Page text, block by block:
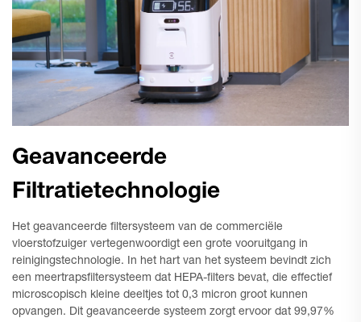
Geavanceerde
Filtratietechnologie
Het geavanceerde filtersysteem van de commerciële
vloerstofzuiger vertegenwoordigt een grote vooruitgang in
reinigingstechnologie. In het hart van het systeem bevindt zich
een meertrapsfiltersysteem dat HEPA-filters bevat, die effectief
microscopisch kleine deeltjes tot 0,3 micron groot kunnen
opvangen. Dit geavanceerde systeem zorgt ervoor dat 99,97%